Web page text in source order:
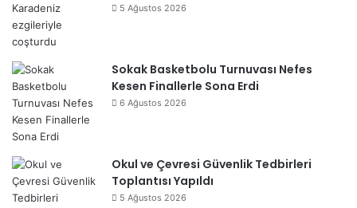
5 Ağustos 2026
Sokak Basketbolu Turnuvası Nefes
Kesen Finallerle Sona Erdi
6 Ağustos 2026
Okul ve Çevresi Güvenlik Tedbirleri
Toplantısı Yapıldı
5 Ağustos 2026